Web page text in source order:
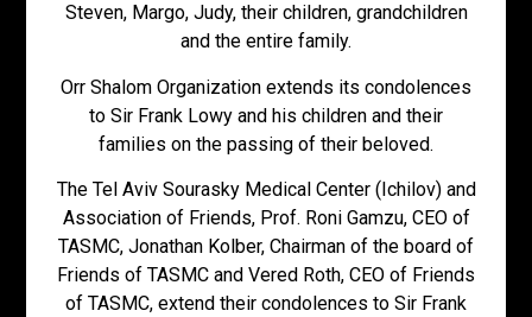
Steven, Margo, Judy, their children, grandchildren
and the entire family.
Orr Shalom Organization extends its condolences
to Sir Frank Lowy and his children and their
families on the passing of their beloved.
The Tel Aviv Sourasky Medical Center (Ichilov) and
Association of Friends, Prof. Roni Gamzu, CEO of
TASMC, Jonathan Kolber, Chairman of the board of
Friends of TASMC and Vered Roth, CEO of Friends
of TASMC, extend their condolences to Sir Frank